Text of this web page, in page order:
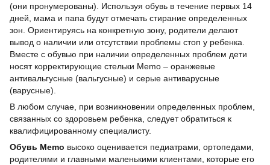
(они пронумерованы). Используя обувь в течение первых 14
дней, мама и папа будут отмечать стирание определенных
зон. Ориентируясь на конкретную зону, родители делают
вывод о наличии или отсутствии проблемы стоп у ребенка.
Вместе с обувью при наличии определенных проблем дети
носят корректирующие стельки Memo – оранжевые
антивальгусные (вальгусные) и серые антиварусные
(варусные).
В любом случае, при возникновении определенных проблем,
связанных со здоровьем ребенка, следует обратиться к
квалифицированному специалисту.
Обувь Memo высоко оценивается педиатрами, ортопедами,
родителями и главными маленькими клиентами, которые его